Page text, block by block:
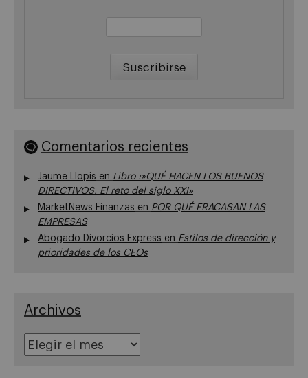
Comentarios recientes
Jaume Llopis en Libro :»QUÉ HACEN LOS BUENOS
DIRECTIVOS. El reto del siglo XXI»
MarketNews Finanzas en POR QUÉ FRACASAN LAS
EMPRESAS
Abogado Divorcios Express en Estilos de dirección y
prioridades de los CEOs
Archivos